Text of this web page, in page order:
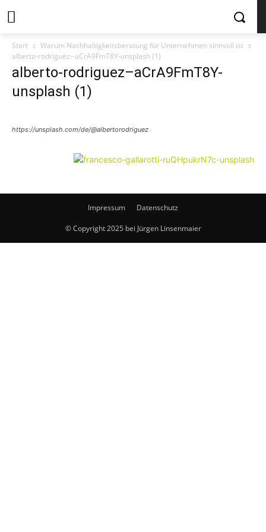
Start
Warum Nachhaltigkeitsberatung für Unternehmen sinnvoll ist
alberto-rodriguez--aCrA9FmT8Y-unsplash (1)
alberto-rodriguez–aCrA9FmT8Y-
unsplash (1)
https://unsplash.com/de/@albertorodriguez
Impressum Datenschutz
© Copyright 2025 bei Jürgen Linsenmaier